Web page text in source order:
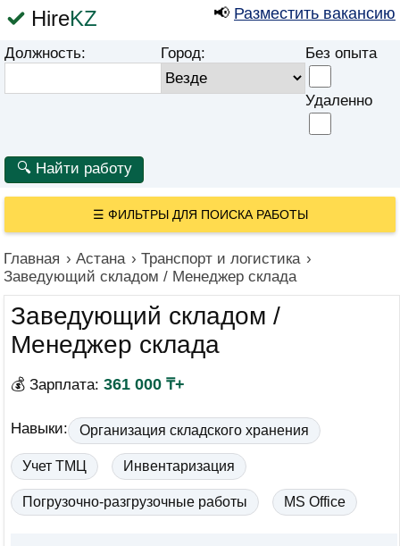
HireKZ 📢 Разместить вакансию
Должность: Город: Без опыта
Удаленно
☰ ФИЛЬТРЫ ДЛЯ ПОИСКА РАБОТЫ
Главная › Астана › Транспорт и логистика ›
Заведующий складом / Менеджер склада
Заведующий складом /
Менеджер склада
💰 Зарплата: 361 000 ₸+
Навыки: Организация складского хранения
Учет ТМЦ Инвентаризация
Погрузочно-разгрузочные работы MS Office